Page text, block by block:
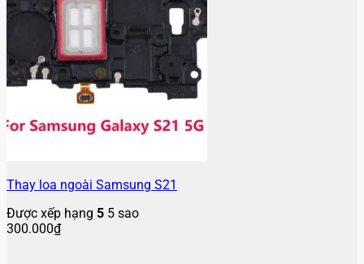
Thay loa ngoài Samsung S21
Được xếp hạng 5 5 sao
300.000₫